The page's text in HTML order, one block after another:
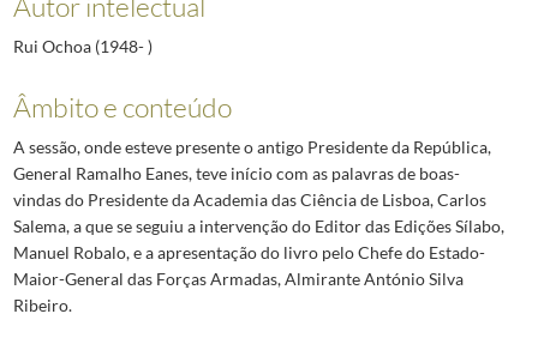
Rui Ochoa (1948- )
Âmbito e conteúdo
A sessão, onde esteve presente o antigo Presidente da República,
General Ramalho Eanes, teve início com as palavras de boas-
vindas do Presidente da Academia das Ciência de Lisboa, Carlos
Salema, a que se seguiu a intervenção do Editor das Edições Sílabo,
Manuel Robalo, e a apresentação do livro pelo Chefe do Estado-
Maior-General das Forças Armadas, Almirante António Silva
Ribeiro.